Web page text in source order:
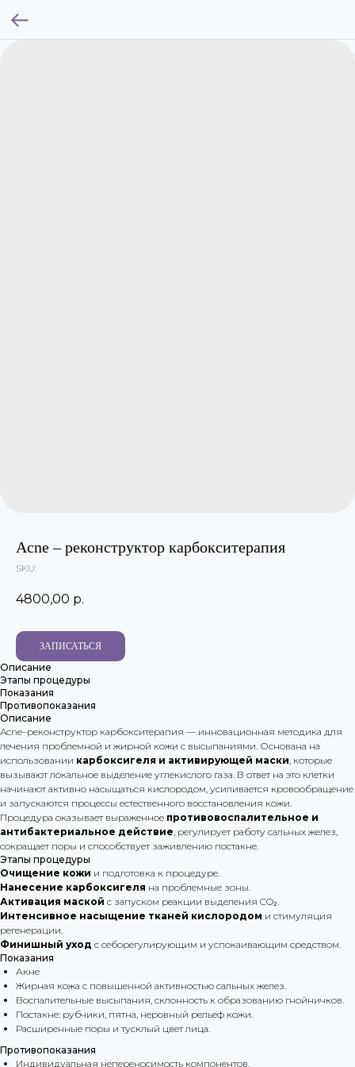
Acne – реконструктор карбокситерапия
SKU:
4800,00 р.
ЗАПИСАТЬСЯ
Описание
Этапы процедуры
Показания
Противопоказания
Описание
Acne–реконструктор карбокситерапия — инновационная методика для
лечения проблемной и жирной кожи с высыпаниями. Основана на
использовании карбоксигеля и активирующей маски, которые
вызывают локальное выделение углекислого газа. В ответ на это клетки
начинают активно насыщаться кислородом, усиливается кровообращение
и запускаются процессы естественного восстановления кожи.
Процедура оказывает выраженное противовоспалительное и
антибактериальное действие, регулирует работу сальных желез,
сокращает поры и способствует заживлению постакне.
Этапы процедуры
Очищение кожи и подготовка к процедуре.
Нанесение карбоксигеля на проблемные зоны.
Активация маской с запуском реакции выделения CO₂.
Интенсивное насыщение тканей кислородом и стимуляция
регенерации.
Финишный уход с себорегулирующим и успокаивающим средством.
Показания
Акне
Жирная кожа с повышенной активностью сальных желез.
Воспалительные высыпания, склонность к образованию гнойничков.
Постакне: рубчики, пятна, неровный рельеф кожи.
Расширенные поры и тусклый цвет лица.
Противопоказания
Индивидуальная непереносимость компонентов.